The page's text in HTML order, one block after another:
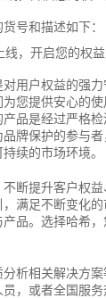
号和描述如下：
用户权益的强
您提供安心的
品是经过严格
牌保护的参与
续的市场环境。
断提升客户权益
满足不断变化
品。选择哈希
析相关解决方
，或者全国服务